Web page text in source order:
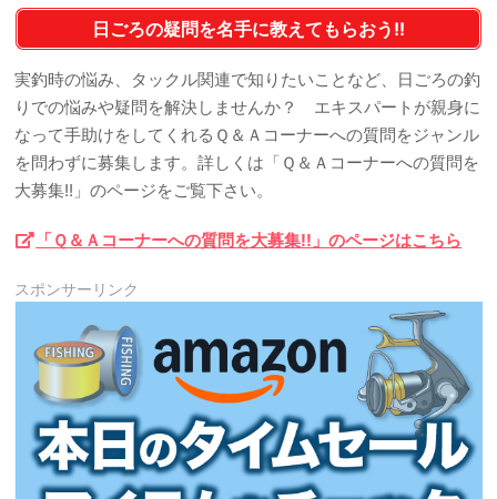
日ごろの疑問を名手に教えてもらおう!!
実釣時の悩み、タックル関連で知りたいことなど、日ごろの釣
りでの悩みや疑問を解決しませんか？ エキスパートが親身に
なって手助けをしてくれるＱ＆Ａコーナーへの質問をジャンル
を問わずに募集します。詳しくは「Ｑ＆Ａコーナーへの質問を
大募集!!」のページをご覧下さい。
「Ｑ＆Ａコーナーへの質問を大募集!!」のページはこちら
スポンサーリンク